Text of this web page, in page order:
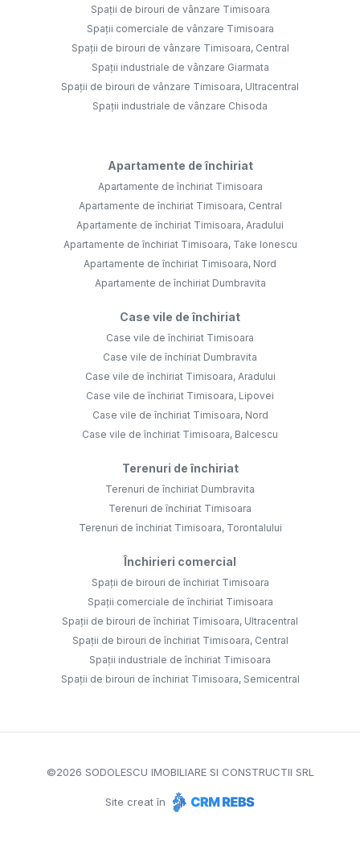
Spații de birouri de vânzare Timisoara
Spații comerciale de vânzare Timisoara
Spații de birouri de vânzare Timisoara, Central
Spații industriale de vânzare Giarmata
Spații de birouri de vânzare Timisoara, Ultracentral
Spații industriale de vânzare Chisoda
Apartamente de închiriat
Apartamente de închiriat Timisoara
Apartamente de închiriat Timisoara, Central
Apartamente de închiriat Timisoara, Aradului
Apartamente de închiriat Timisoara, Take Ionescu
Apartamente de închiriat Timisoara, Nord
Apartamente de închiriat Dumbravita
Case vile de închiriat
Case vile de închiriat Timisoara
Case vile de închiriat Dumbravita
Case vile de închiriat Timisoara, Aradului
Case vile de închiriat Timisoara, Lipovei
Case vile de închiriat Timisoara, Nord
Case vile de închiriat Timisoara, Balcescu
Terenuri de închiriat
Terenuri de închiriat Dumbravita
Terenuri de închiriat Timisoara
Terenuri de închiriat Timisoara, Torontalului
Închirieri comercial
Spații de birouri de închiriat Timisoara
Spații comerciale de închiriat Timisoara
Spații de birouri de închiriat Timisoara, Ultracentral
Spații de birouri de închiriat Timisoara, Central
Spații industriale de închiriat Timisoara
Spații de birouri de închiriat Timisoara, Semicentral
©2026 SODOLESCU IMOBILIARE SI CONSTRUCTII SRL
Site creat în